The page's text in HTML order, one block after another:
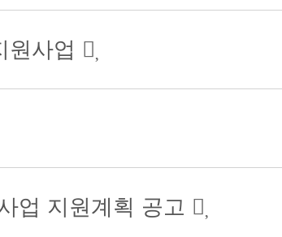
원사업
업 지원계획 공고